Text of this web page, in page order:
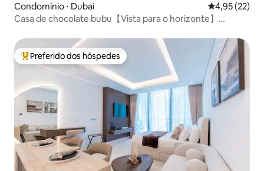
Condomínio ⋅ Dubai 4,95 de uma
4,95 (22)
Casa de chocolate bubu【Vista para o horizonte】
Entre os melhores preferidos dos hóspedes
Preferido dos hóspedes